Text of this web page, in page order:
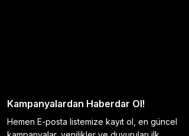
Kampanyalardan Haberdar Ol!
Hemen E-posta listemize kayıt ol, en güncel